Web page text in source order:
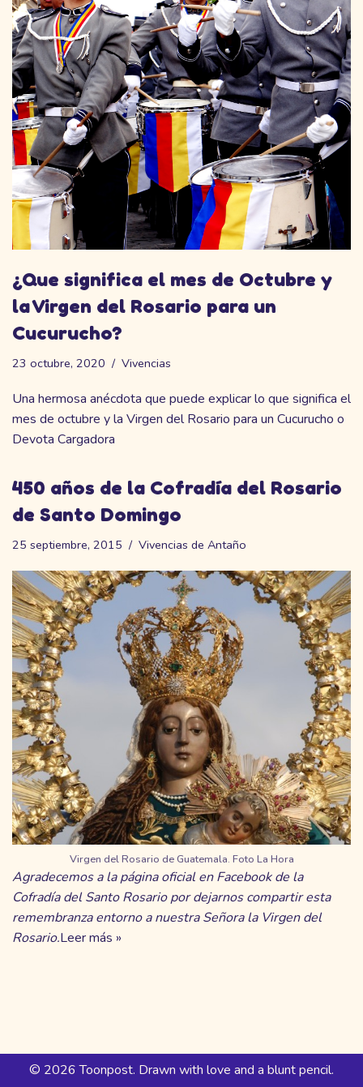
¿Que significa el mes de Octubre y
la Virgen del Rosario para un
Cucurucho?
23 octubre, 2020 Vivencias
Una hermosa anécdota que puede explicar lo que significa el
mes de octubre y la Virgen del Rosario para un Cucurucho o
Devota Cargadora
450 años de la Cofradía del Rosario
de Santo Domingo
25 septiembre, 2015 Vivencias de Antaño
Virgen del Rosario de Guatemala. Foto La Hora
Agradecemos a lapágina oficial en Facebook de la
Cofradía del Santo Rosariopor dejarnos compartir esta
remembranza entorno a nuestra Señora la Virgen del
Rosario.Leer más »
© 2026 Toonpost. Drawn with love and a blunt pencil.